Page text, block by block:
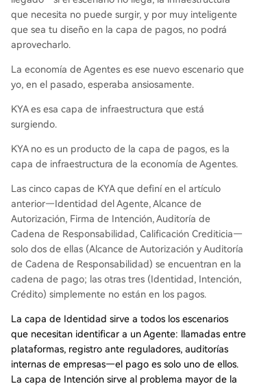
que necesita no puede surgir, y por muy inteligente
que sea tu diseño en la capa de pagos, no podrá
aprovecharlo.
La economía de Agentes es ese nuevo escenario que
yo, en el pasado, esperaba ansiosamente.
KYA es esa capa de infraestructura que está
surgiendo.
KYA no es un producto de la capa de pagos, es la
capa de infraestructura de la economía de Agentes.
Las cinco capas de KYA que definí en el artículo
anterior—Identidad del Agente, Alcance de
Autorización, Firma de Intención, Auditoría de
Cadena de Responsabilidad, Calificación Crediticia—
solo dos de ellas (Alcance de Autorización y Auditoría
de Cadena de Responsabilidad) se encuentran en la
cadena de pago; las otras tres (Identidad, Intención,
Crédito) simplemente no están en los pagos.
La capa de Identidad sirve a todos los escenarios
que necesitan identificar a un Agente: llamadas entre
plataformas, registro ante reguladores, auditorías
internas de empresas—el pago es solo uno de ellos.
La capa de Intención sirve al problema mayor de la